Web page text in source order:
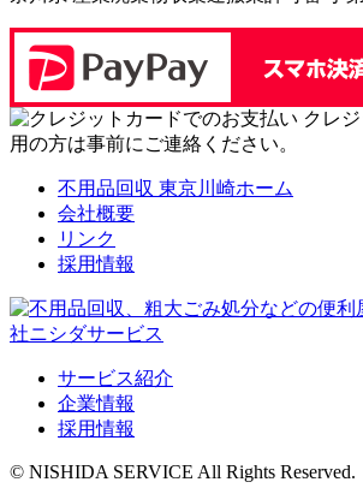
クレ
用の方は事前にご連絡ください。
不用品回収 東京川崎ホーム
会社概要
リンク
採用情報
サービス紹介
企業情報
採用情報
© NISHIDA SERVICE All Rights Reserved.